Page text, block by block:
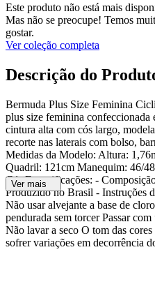
Este produto não está mais
Mas não se preocupe! Temos
gostar.
Ver coleção completa
Descrição do
Bermuda Plus Size Feminina
plus size feminina confeccionada
cintura alta com cós largo,
recorte nas laterais com bolso,
Medidas da Modelo: Altura:
Quadril: 121cm Manequim: 46/
G1. Especificações: -
Produzido no Brasil - Instruções
Não usar alvejante a base de
pendurada sem torcer Passar
Não lavar a seco O tom das
sofrer variações em decorrência
Ver mais